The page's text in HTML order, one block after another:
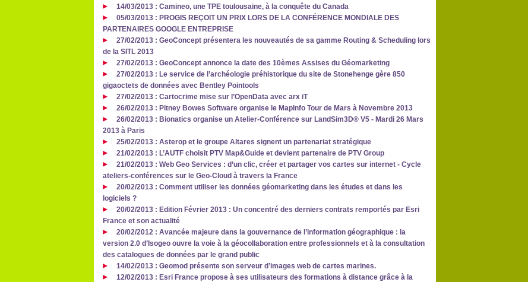
14/03/2013 : Camineo, une TPE toulousaine, à la conquête du Canada
05/03/2013 : PROGIS REÇOIT UN PRIX LORS DE LA CONFÉRENCE MONDIALE DES
PARTENAIRES GOOGLE ENTREPRISE
27/02/2013 : GeoConcept présentera les nouveautés de sa gamme Routing & Scheduling lors
de la SITL 2013
27/02/2013 : GeoConcept annonce la date des 10èmes Assises du Géomarketing
27/02/2013 : Le service de l’archéologie préhistorique du site de Stonehenge gère 850
gigaoctets de données avec Bentley Pointools
27/02/2013 : Cartocrime mise sur l’OpenData avec arx iT
26/02/2013 : Pitney Bowes Software organise le MapInfo Tour de Mars à Novembre 2013
26/02/2013 : Bionatics organise un Atelier-Conférence sur LandSim3D® V5 - Mardi 26 Mars
2013 à Paris
25/02/2013 : Asterop et le groupe Altares signent un partenariat stratégique
21/02/2013 : L’AUTF choisit PTV Map&Guide et devient partenaire de PTV Group
21/02/2013 : Web Geo Services : d’un clic, créer et partager vos cartes sur internet - Cycle
ateliers-conférences sur le Geo-Cloud à travers la France
20/02/2013 : Comment utiliser les données géomarketing dans les études et dans les
logiciels ?
20/02/2013 : Edition Février 2013 : Un concentré des derniers contrats remportés par Esri
France et son actualité
20/02/2012 : Avancée majeure dans la gouvernance de l’information géographique : la
version 2.0 d’Isogeo ouvre la voie à la géocollaboration entre professionnels et à la consultation
des catalogues de données par le grand public
14/02/2013 : Geomod présente son serveur d’images web de cartes marines.
12/02/2013 : Esri France propose à ses utilisateurs des formations à distance grâce à la